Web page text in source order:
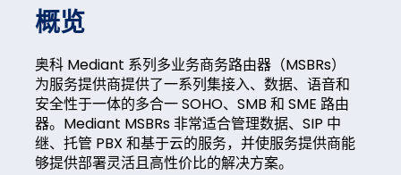
概览
奥科 Mediant 系列多业务商务路由器（MSBRs）
为服务提供商提供了一系列集接入、数据、语音和
安全性于一体的多合一 SOHO、SMB 和 SME 路由
器。Mediant MSBRs 非常适合管理数据、SIP 中
继、托管 PBX 和基于云的服务，并使服务提供商能
够提供部署灵活且高性价比的解决方案。